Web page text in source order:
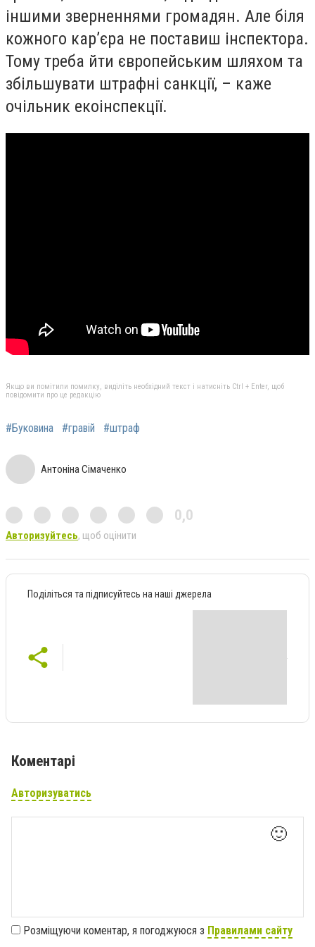
іншими зверненнями громадян. Але біля
кожного кар’єра не поставиш інспектора.
Тому треба йти європейським шляхом та
збільшувати штрафні санкції, – каже
очільник екоінспекції.
Якщо ви помітили помилку, виділіть необхідний текст і натисніть Ctrl + Enter, щоб
повідомити про це редакцію
#Буковина #гравій #штраф
Антоніна Сімаченко
0,0
Авторизуйтесь, щоб оцінити
Поділіться та підписуйтесь на наші джерела
Коментарі
Авторизуватись
🙂
Розміщуючи коментар, я погоджуюся з Правилами сайту